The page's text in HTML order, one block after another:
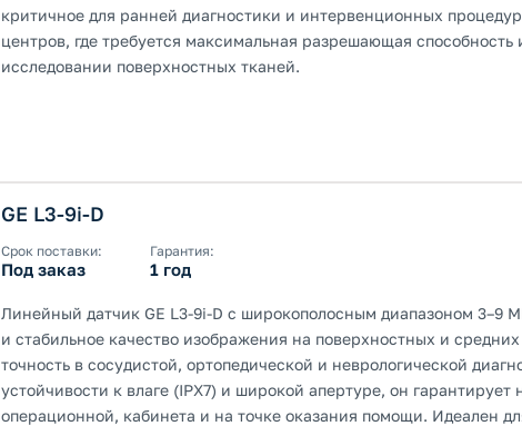
критичное для ранней диагностики и интервенционных
центров, где требуется максимальная разрешающая
исследовании поверхностных тканей.
GE L3-9i-D
Срок поставки:
Под заказ
Гарантия:
1 год
Линейный датчик GE L3-9i-D с широкополосным диапазоном 3–9
и стабильное качество изображения на поверхностных и
точность в сосудистой, ортопедической и неврологической
устойчивости к влаге (IPX7) и широкой апертуре, он
операционной, кабинета и на точке оказания помощи. Идеален